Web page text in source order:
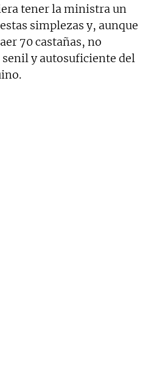
tener la ministra un
simplezas y, aunque
70 castañas, no
y autosuficiente del